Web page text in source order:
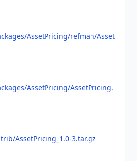
AssetPricing/refman/Asset
AssetPricing/AssetPricing.
AssetPricing_1.0-3.tar.gz